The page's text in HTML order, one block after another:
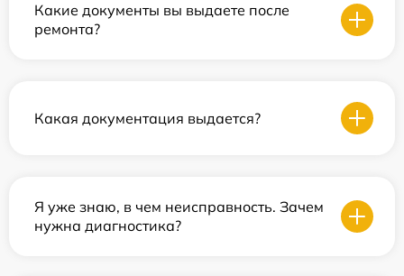
Какие документы вы выдаете после
ремонта?
Какая документация выдается?
Я уже знаю, в чем неисправность. Зачем
нужна диагностика?